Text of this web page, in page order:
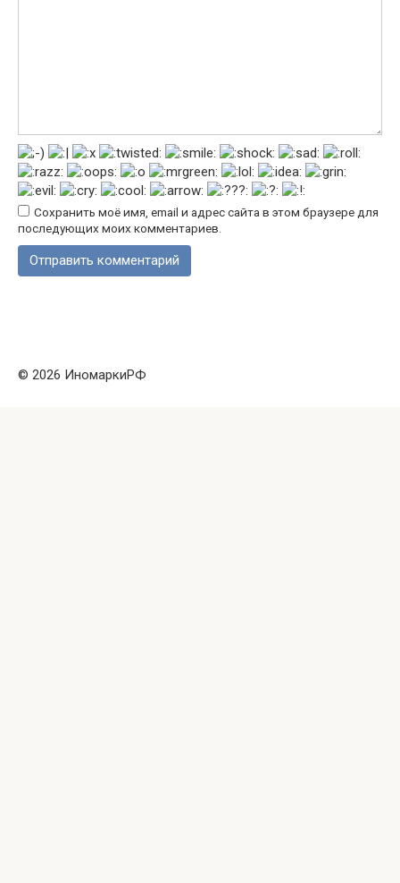
Сохранить моё имя, email и адрес сайта в этом браузере для
последующих моих комментариев.
© 2026 ИномаркиРФ